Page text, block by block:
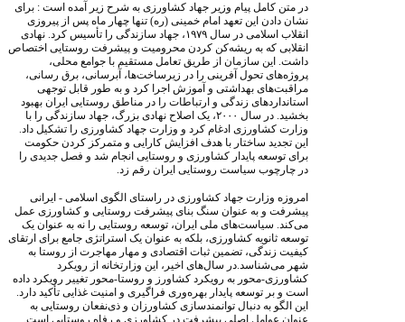
در متن کامل پیام وزیر جهاد کشاورزی به شرح زیر آمده است : برای
نشان دادن این تعهد امام خمینی (ره) تنها چهار ماه پس از پیروزی
انقلاب اسلامی در سال ۱۹۷۹، جهاد سازندگی را تأسیس کرد. نهادی
انقلابی که به ریشه‌کن کردن محرومیت و پیشرفت روستایی اختصاص
داشت. این سازمان از طریق تعامل مستقیم با جوامع محلی،
پروژه‌های تحول آفرینی را در زیرساخت‌ها، آبرسانی، برق رسانی،
مراقبت‌های بهداشتی و آموزش اجرا کرد و به طور قابل توجهی
استانداردهای زندگی و ارتباطات را در مناطق روستایی ایران بهبود
بخشید. در سال ۲۰۰۰، یک اصلاح نهادی بزرگ، جهاد سازندگی را با
وزارت کشاورزی ادغام کرد و وزارت جهاد کشاورزی را تشکیل داد.
این تجدید ساختار با هدف افزایش کارایی و متمرکز کردن حکومت
برای توسعه پایدار کشاورزی و روستایی انجام شد و فصل جدیدی را
در چارچوب سیاست روستایی ایران رقم زد.
امروزه وزارت جهاد کشاورزی در راستای الگوی اسلامی - ایرانی
پیشرفت و به عنوان سنگ بنای پیشرفت روستایی و کشاورزی عمل
می‌کند. سیاست‌های ملی ایران، توسعه روستایی را نه به عنوان یک
توسعه ثانویه کشاورزی، بلکه به عنوان یک استراتژی جامع برای ارتقای
کیفیت زندگی، تضمین ثبات اقتصادی و مهار مهاجرت از روستا به
شهر می‌شناسد.در سال‌های اخیر، این وزارتخانه از رویکرد
کشاورزی-محور به رویکرد کشاورز و روستا-محور تغییر رویکرد داده
است و بر توسعه پایدار بهره‌وری فراگیری و امنیت غذایی تأکید دارد.
این الگو به دنبال توانمندسازی کشاورزان و ذی‌نفعان روستایی به
عنوان عوامل اصلی پیشرفت در کشاورزی و رفاه روستایی است.